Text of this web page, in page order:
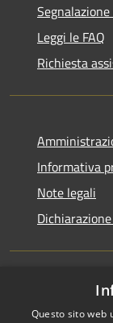
Leggi le FAQ
Richiesta
Informativa
Note legali
Accessibilità
Questo sito web